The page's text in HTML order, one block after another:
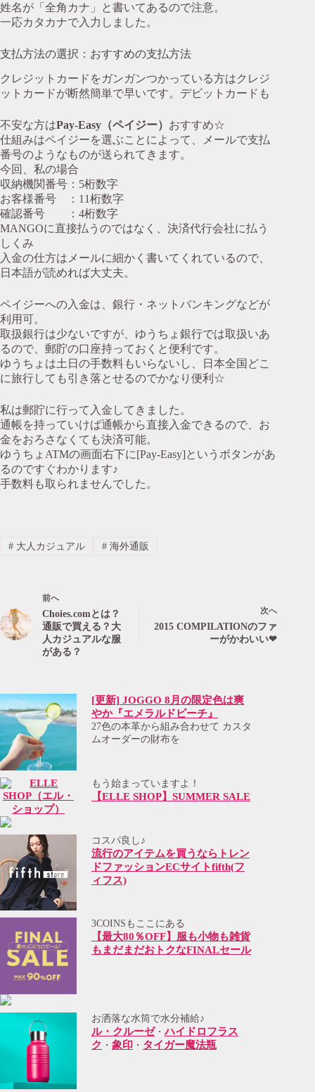
姓名が「全角カナ」と書いてあるので注意。
一応カタカナで入力しました。
支払方法の選択：おすすめの支払方法
クレジットカードをガンガンつかっている方はクレジ
ットカードが断然簡単で早いです。デビットカードも
不安な方はPay-Easy（ペイジー） おすすめ☆
仕組みはペイジーを選ぶことによって、メールで支払
番号のようなものが送られてきます。
今回、私の場合
収納機関番号：5桁数字
お客様番号 ：11桁数字
確認番号 ：4桁数字
MANGOに直接払うのではなく、決済代行会社に払う
しくみ
入金の仕方はメールに細かく書いてくれているので、
日本語が読めれば大丈夫。
ペイジーへの入金は、銀行・ネットバンキングなどが
利用可。
取扱銀行は少ないですが、ゆうちょ銀行では取扱いあ
るので、郵貯の口座持っておくと便利です。
ゆうちょは土日の手数料もいらないし、日本全国どこ
に旅行しても引き落とせるのでかなり便利☆
私は郵貯に行って入金してきました。
通帳を持っていけば通帳から直接入金できるので、お
金をおろさなくても決済可能。
ゆうちょATMの画面右下に[Pay-Easy]というボタンがあ
るのですぐわかります♪
手数料も取られませんでした。
#大人カジュアル #海外通販
前へ
Choies.comとは？
通販で買える？大
人カジュアルな服
がある？
次へ
2015 COMPILATIONのファ
ーがかわいい❤
[更新] JOGGO 8月の限定色は爽
やか『エメラルドビーチ』
27色の本革から組み合わせて カスタ
ムオーダーの財布を
もう始まっていますよ！
【ELLE SHOP】SUMMER SALE
コスパ良し♪
流行のアイテムを買うならトレン
ドファッションECサイトfifth(フ
ィフス)
3COINSもここにある
【最大80％OFF】服も小物も雑貨
もまだまだおトクなFINALセール
お洒落な水筒で水分補給♪
ル・クルーゼ・ハイドロフラス
ク ・ 象印 ・ タイガー魔法瓶